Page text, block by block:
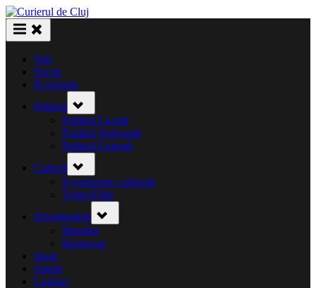
Skip
to
content
Știri
Social
Economie
Politică
sub-
menu
Politică Locală
Politică Națională
Politică Externă
Cultură
sub-
menu
Evenimente culturale
Teatru/Film
Divertisment sub-
menu
Monden
Horoscop
Sport
Opinii
Contact